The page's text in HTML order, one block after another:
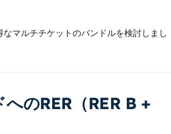
マルチチケットのバンドルを検討しまし
のRER（RER B +